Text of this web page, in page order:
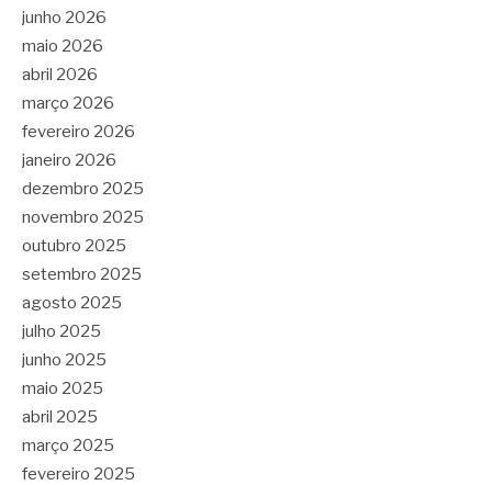
junho 2026
maio 2026
abril 2026
março 2026
fevereiro 2026
janeiro 2026
dezembro 2025
novembro 2025
outubro 2025
setembro 2025
agosto 2025
julho 2025
junho 2025
maio 2025
abril 2025
março 2025
fevereiro 2025